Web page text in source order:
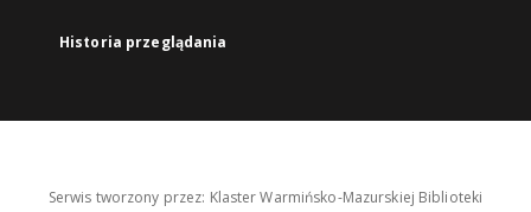
Historia przeglądania
Serwis tworzony przez: Klaster Warmińsko-Mazurskiej Biblioteki